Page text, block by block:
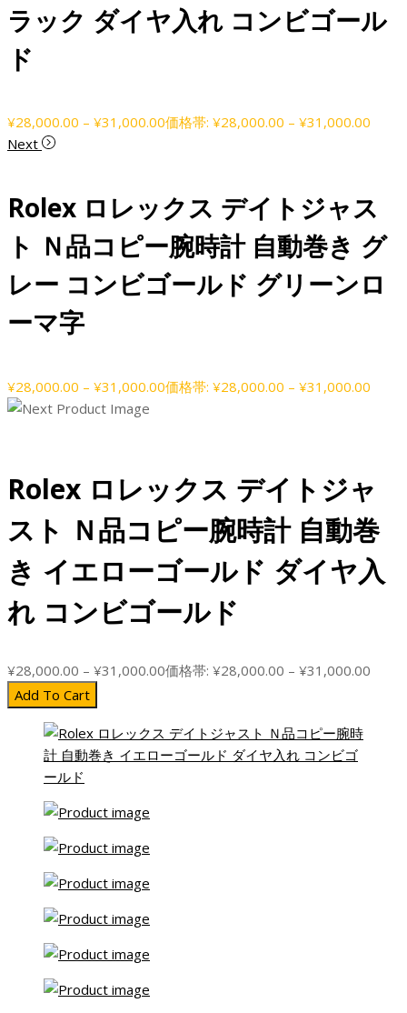
ラック ダイヤ入れ コンビゴール
ド
¥28,000.00 – ¥31,000.00価格帯: ¥28,000.00 – ¥31,000.00
Next
Rolex ロレックス デイトジャス
ト Ｎ品コピー腕時計 自動巻き グ
レー コンビゴールド グリーンロ
ーマ字
¥28,000.00 – ¥31,000.00価格帯: ¥28,000.00 – ¥31,000.00
Rolex ロレックス デイトジャ
スト Ｎ品コピー腕時計 自動巻
き イエローゴールド ダイヤ入
れ コンビゴールド
¥28,000.00 – ¥31,000.00価格帯: ¥28,000.00 – ¥31,000.00
Add To Cart